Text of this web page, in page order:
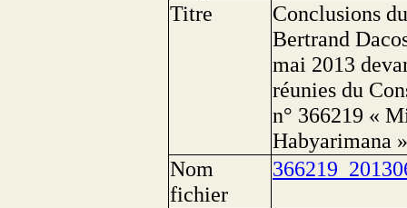
Titre
Conclusions
Bertrand
mai 2013
réunies du
n° 366219 «
Habyarimana
Nom
fichier